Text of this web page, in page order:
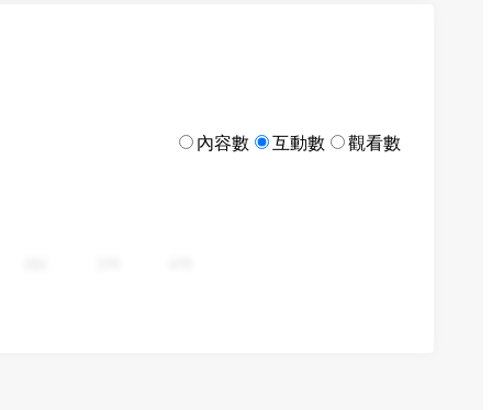
內容數 互動數 觀看數